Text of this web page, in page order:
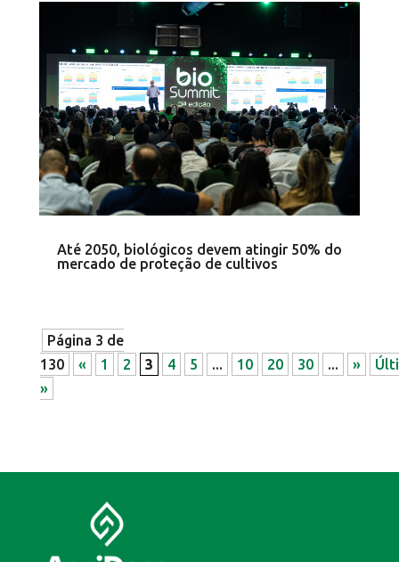
Até 2050, biológicos devem atingir 50% do
mercado de proteção de cultivos
Página 3 de
130
« 1 2 3 4 5 ... 10 20 30 ... »
»